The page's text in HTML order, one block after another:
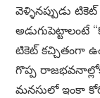
వెళ్ళినప్పుడు
అడుగుపెట్టాలంటే
టికెట్ కచ్చితంగా
గొప్ప
మనసులో ఇంకా